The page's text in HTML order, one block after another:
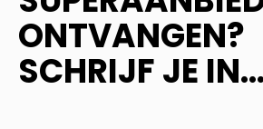
ONTVANGEN?
SCHRIJF JE